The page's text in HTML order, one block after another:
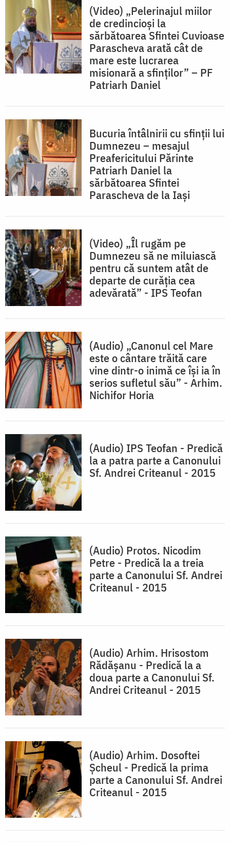
(Video) „Pelerinajul miilor
de credincioşi la
sărbătoarea Sfintei Cuvioase
Parascheva arată cât de
mare este lucrarea
misionară a sfinţilor” – PF
Patriarh Daniel
Bucuria întâlnirii cu sfinţii lui
Dumnezeu – mesajul
Preafericitului Părinte
Patriarh Daniel la
sărbătoarea Sfintei
Parascheva de la Iași
(Video) „Îl rugăm pe
Dumnezeu să ne miluiască
pentru că suntem atât de
departe de curăția cea
adevărată” - IPS Teofan
(Audio) „Canonul cel Mare
este o cântare trăită care
vine dintr-o inimă ce îşi ia în
serios sufletul său” - Arhim.
Nichifor Horia
(Audio) IPS Teofan - Predică
la a patra parte a Canonului
Sf. Andrei Criteanul - 2015
(Audio) Protos. Nicodim
Petre - Predică la a treia
parte a Canonului Sf. Andrei
Criteanul - 2015
(Audio) Arhim. Hrisostom
Rădăşanu - Predică la a
doua parte a Canonului Sf.
Andrei Criteanul - 2015
(Audio) Arhim. Dosoftei
Șcheul - Predică la prima
parte a Canonului Sf. Andrei
Criteanul - 2015